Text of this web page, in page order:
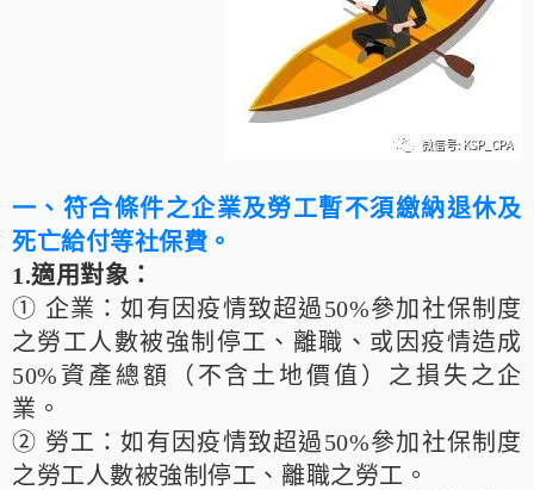
一、符合條件之企業及勞工暫不須繳納退休及
死亡給付等社保費 。
1.適用對象：
① 企業：如有因疫情致超過50%參加社保制度
之勞工人數被強制停工、離職、或因疫情造成
50%資產總額（不含土地價值）之損失之企
業。
② 勞工：如有因疫情致超過50%參加社保制度
之勞工人數被強制停工、離職之勞工。